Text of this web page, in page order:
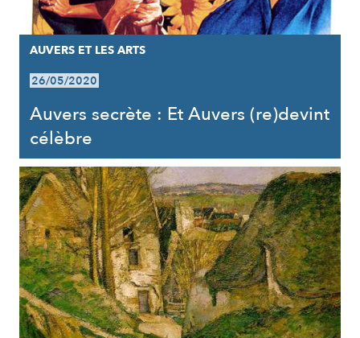
AUVERS ET LES ARTS
26/05/2020
Auvers secrète : Et Auvers (re)devint
célèbre